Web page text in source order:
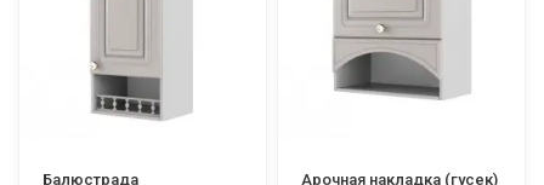
Балюстрада Арочная накладка (гусек)